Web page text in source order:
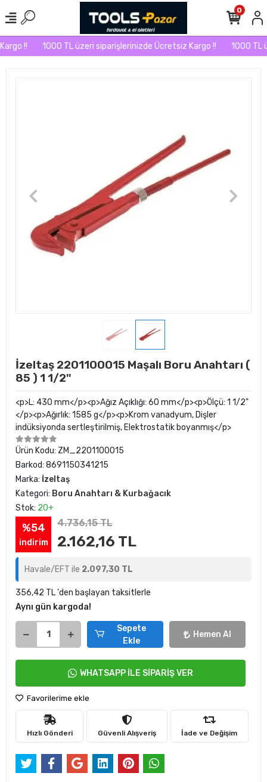
!! 1000 TL üzeri siparişlerinizde Ücretsiz Kargo !! 1000 TL
0
İzeltaş 2201100015 Maşalı Boru Anahtarı (
85 ) 1 1/2''
<p>L: 430 mm</p><p>Ağız Açıklığı: 60 mm</p><p>Ölçü: 1 1/2"
</p><p>Ağırlık: 1585 g</p><p>Krom vanadyum, Dişler
indüksiyonda sertleştirilmiş, Elektrostatik boyanmış</p>
Ürün Kodu: ZM_2201100015
Barkod: 8691150341215
Marka: İzeltaş
Kategori: Boru Anahtarı & Kurbağacık
Stok: 20+
%54
indirim
4.736,15 TL
2.162,16 TL
Havale/EFT ile 2.097,30 TL
356,42 TL 'den başlayan taksitlerle
Aynı gün kargoda!
Sepete
Ekle
Hemen Al
WHATSAPP İLE SİPARİŞ VER
Favorilerime ekle
Hızlı Gönderi Güvenli Alışveriş İade ve Değişim